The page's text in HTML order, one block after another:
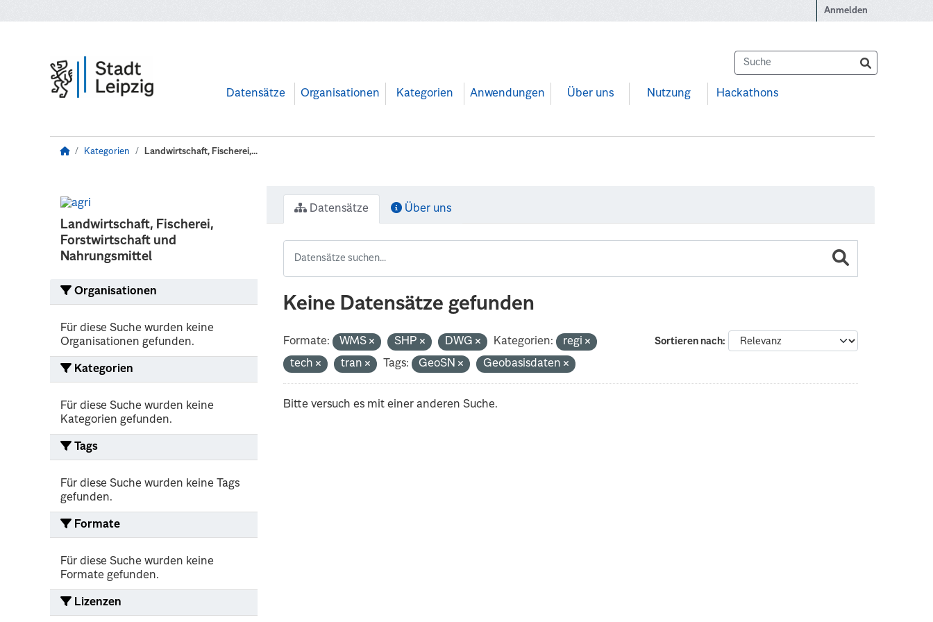
Anmelden
Datensätze Organisationen Kategorien Anwendungen Über uns Nutzung Hackathons
Kategorien Landwirtschaft, Fischerei,...
Landwirtschaft, Fischerei,
Forstwirtschaft und
Nahrungsmittel
Organisationen
Für diese Suche wurden keine
Organisationen gefunden.
Kategorien
Für diese Suche wurden keine
Kategorien gefunden.
Tags
Für diese Suche wurden keine Tags
gefunden.
Formate
Für diese Suche wurden keine
Formate gefunden.
Lizenzen
Datensätze Über uns
Keine Datensätze gefunden
Sortieren nach
Formate: WMS SHP DWG Kategorien:
regi
tech
tran Tags: GeoSN Geobasisdaten
Bitte versuch es mit einer anderen Suche.